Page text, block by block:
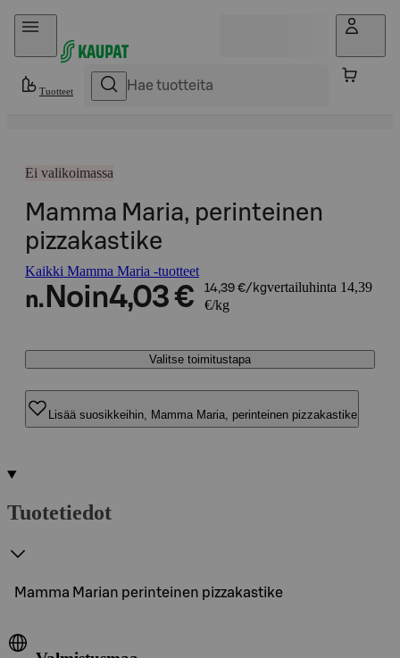
Hyppää sisältöön
Tuotteet
Ei valikoimassa
Mamma Maria, perinteinen
pizzakastike
Kaikki Mamma Maria -tuotteet
n. Noin4,03 € 14,39 €/kgvertailuhinta 14,39
€/kg
Valitse toimitustapa
Lisää suosikkeihin, Mamma Maria, perinteinen pizzakastike
Tuotetiedot
Mamma Marian perinteinen pizzakastike